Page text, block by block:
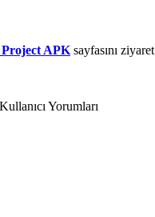
Project APK sayfasını
Yorumları